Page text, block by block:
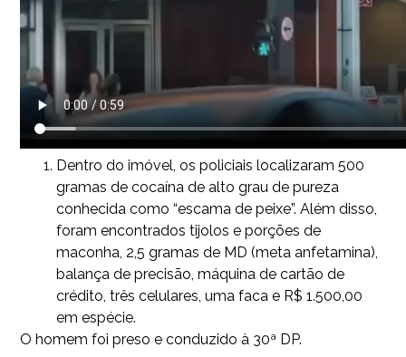
Dentro do imóvel, os policiais localizaram 500
gramas de cocaína de alto grau de pureza
conhecida como “escama de peixe”. Além disso,
foram encontrados tijolos e porções de
maconha, 2,5 gramas de MD (meta anfetamina),
balança de precisão, máquina de cartão de
crédito, três celulares, uma faca e R$ 1.500,00
em espécie.
O homem foi preso e conduzido à 30ª DP.